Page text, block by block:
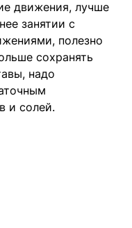
движения, лучше
занятии с
полезно
сохранять
надо
и солей.